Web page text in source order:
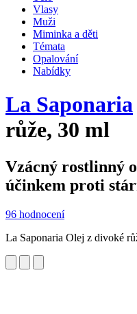
Vlasy
Muži
Miminka a děti
Témata
Opalování
Nabídky
La Saponaria
růže, 30 ml
Vzácný rostlinný
účinkem proti
96 hodnocení
La Saponaria Olej z divoké